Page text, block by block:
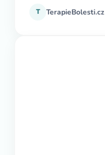
T TerapieBolesti.cz